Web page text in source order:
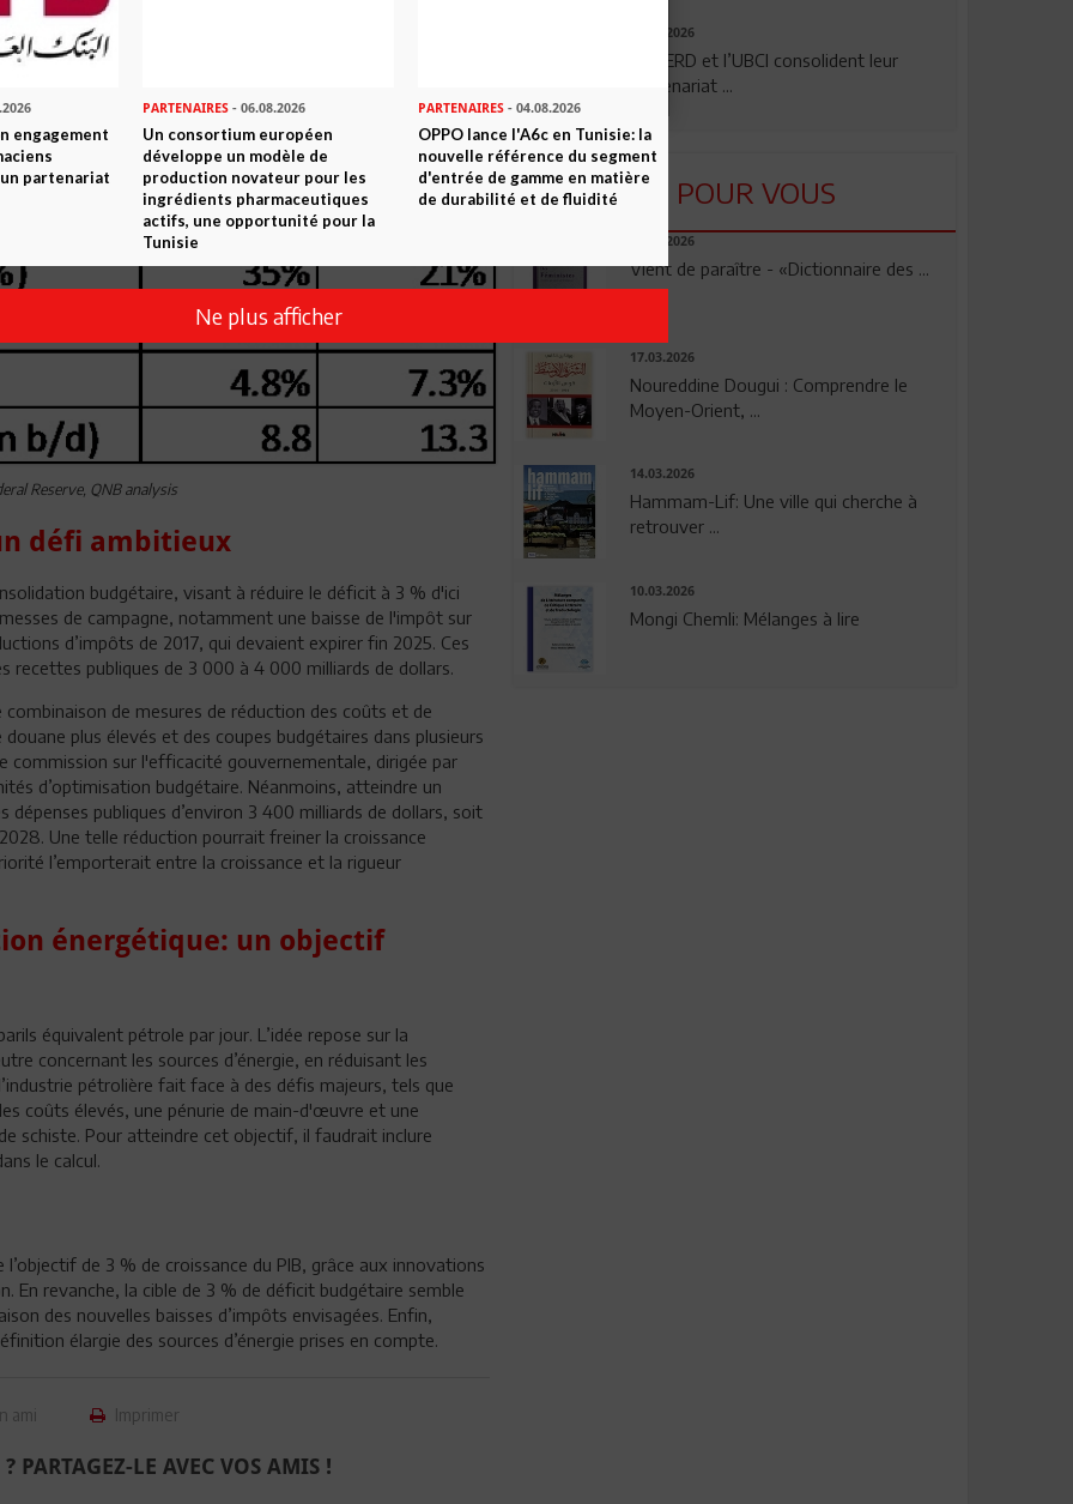
et le potentiel de croissance du PIB, comme ce fut
Internet dans les années 1990.
du PIB des États-Unis
1990-2024)
Reserve, QNB analysis
défi ambitieux
budgétaire, visant à réduire le déficit à 3 % d'ici
de campagne, notamment une baisse de l'impôt sur
d’impôts de 2017, qui devaient expirer fin 2025. Ces
recettes publiques de 3 000 à 4 000 milliards de dollars.
de mesures de réduction des coûts et de
plus élevés et des coupes budgétaires dans plusieurs
sur l'efficacité gouvernementale, dirigée par
d’optimisation budgétaire. Néanmoins, atteindre un
publiques d’environ 3 400 milliards de dollars, soit
Une telle réduction pourrait freiner la croissance
l’emporterait entre la croissance et la rigueur
énergétique: un objectif
équivalent pétrole par jour. L’idée repose sur la
concernant les sources d’énergie, en réduisant les
pétrolière fait face à des défis majeurs, tels que
coûts élevés, une pénurie de main-d'œuvre et une
schiste. Pour atteindre cet objectif, il faudrait inclure
le calcul.
de 3 % de croissance du PIB, grâce aux innovations
En revanche, la cible de 3 % de déficit budgétaire semble
des nouvelles baisses d’impôts envisagées. Enfin,
élargie des sources d’énergie prises en compte.
ami Imprimer
PARTAGEZ-LE AVEC VOS AMIS !
24.07.2026
La BERD et l’UBCI consolident leur
partenariat ...
LU POUR VOUS
23.04.2026
Vient de paraître - «Dictionnaire des ...
17.03.2026
Noureddine Dougui : Comprendre le
Moyen-Orient, ...
14.03.2026
Hammam-Lif: Une ville qui cherche à
retrouver ...
10.03.2026
Mongi Chemli: Mélanges à lire
engagement
un partenariat
PARTENAIRES - 06.08.2026
Un consortium européen
développe un modèle de
production novateur pour les
ingrédients pharmaceutiques
actifs, une opportunité pour la
Tunisie
PARTENAIRES- 04.08.2026
OPPO lance l'A6c en Tunisie: la
nouvelle référence du segment
d'entrée de gamme en matière
de durabilité et de fluidité
Ne plus afficher